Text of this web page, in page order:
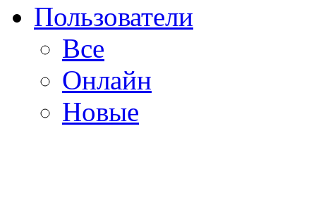
Пользователи
Все
Онлайн
Новые